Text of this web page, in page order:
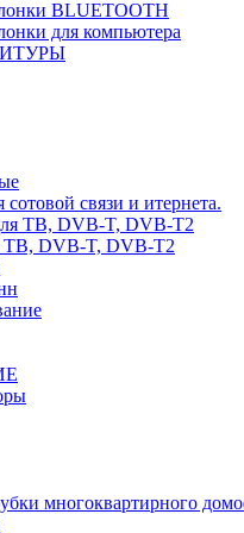
BLUETOOTH
для компьютера
связи и итернета.
ТВ, DVB-T, DVB-T2
ТВ, DVB-T, DVB-T2
многоквартирного